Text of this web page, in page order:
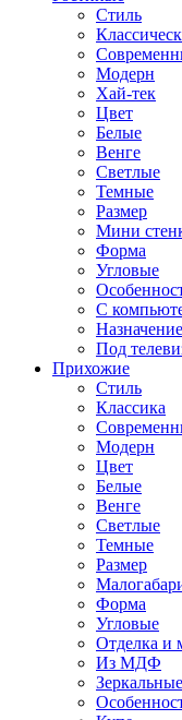
Стиль
Модерн
Хай-тек
Цвет
Белые
Венге
Светлые
Темные
Размер
Мини
Форма
Угловые
С
Назначение
Под
Прихожие
Стиль
Классика
Модерн
Цвет
Белые
Венге
Светлые
Темные
Размер
Форма
Угловые
Отделка и
Из МДФ
Зеркальные